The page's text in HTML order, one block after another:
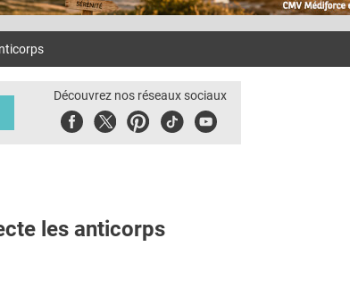
Découvrez nos réseaux sociaux
FacebookTwitterPinterest
TiktokYoubute
les anticorps